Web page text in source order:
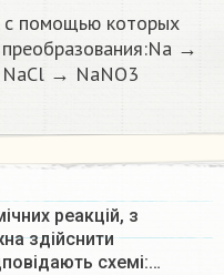
с помощью которых
→
→ NaNO3​
реакцій, з
здійснити
схемі:…